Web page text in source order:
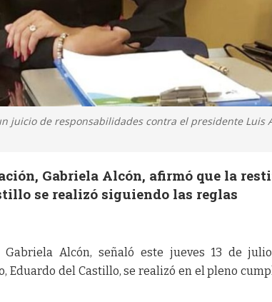
juicio de responsabilidades contra el presidente Luis
Gabriela Alcón, afirmó que la
se realizó siguiendo las reglas
Gabriela Alcón, señaló este jueves 13 de
Eduardo del Castillo, se realizó en el pleno